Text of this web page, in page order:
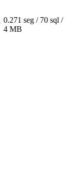
0.271 seg / 70 sql /
4 MB